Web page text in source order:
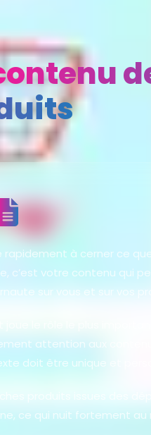
à cerner ce
c’est votre contenu qui
sur vous et sur vos
attention aux
doit être unique et
ce qui nuit fortement